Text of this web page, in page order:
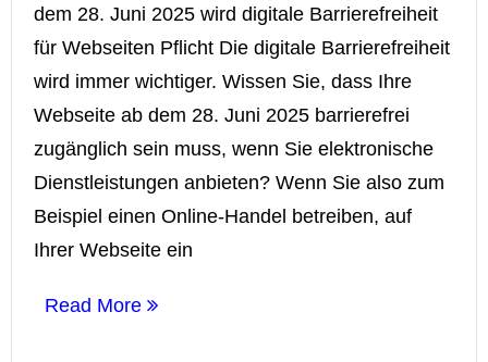
dem 28. Juni 2025 wird digitale Barrierefreiheit
für Webseiten Pflicht Die digitale Barrierefreiheit
wird immer wichtiger. Wissen Sie, dass Ihre
Webseite ab dem 28. Juni 2025 barrierefrei
zugänglich sein muss, wenn Sie elektronische
Dienstleistungen anbieten? Wenn Sie also zum
Beispiel einen Online-Handel betreiben, auf
Ihrer Webseite ein
Read More